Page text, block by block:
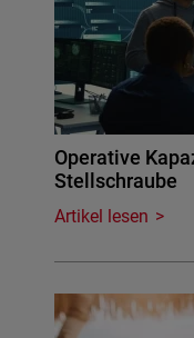
Operative
Stellschraube
Artikel lesen